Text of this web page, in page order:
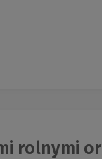
rolnymi